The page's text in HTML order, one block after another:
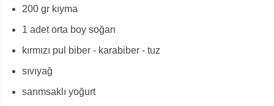
200 gr kıyma
1 adet orta boy soğan
kırmızı pul biber - karabiber - tuz
sıvıyağ
sarımsaklı yoğurt